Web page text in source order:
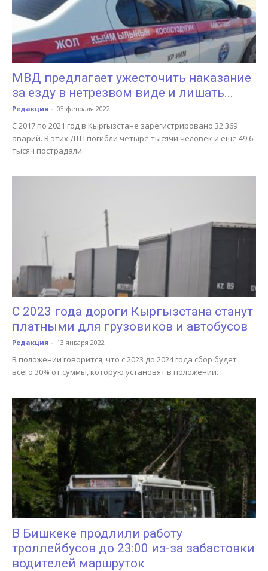
МВД предлагает ужесточить наказание
за езду в нетрезвом виде и лишать...
Редакция - 03 февраля 2022
С 2017 по 2021 год в Кыргызстане зарегистрировано 32 369
аварий. В этих ДТП погибли четыре тысячи человек и еще 49,6
тысяч пострадали.
С 2023 года дороги Кыргызстана станут
платными для грузовиков и автобусов
Редакция - 13 января 2022
В положении говорится, что с 2023 до 2024 года сбор будет
всего 30% от суммы, которую установят в положении.
В Бишкеке продлили работу
троллейбусов до 23:00 из-за забастовки
водителей маршруток